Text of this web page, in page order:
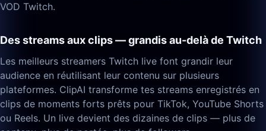
VOD Twitch.
Des streams aux clips — grandis au-delà de Twitch
Les meilleurs streamers Twitch live font grandir leur
audience en réutilisant leur contenu sur plusieurs
plateformes. ClipAI transforme tes streams enregistrés en
clips de moments forts prêts pour TikTok, YouTube Shorts
ou Reels. Un live devient des dizaines de clips — plus de